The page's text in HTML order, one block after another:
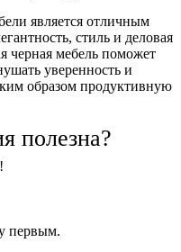
является отличным
стиль и деловая
черная мебель поможет
уверенность и
образом продуктивную
полезна?
первым.